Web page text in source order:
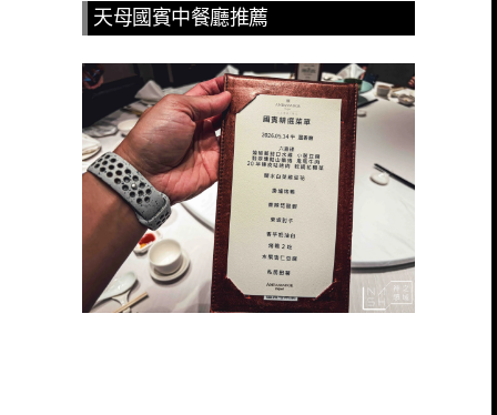
天母國賓中餐廳推薦